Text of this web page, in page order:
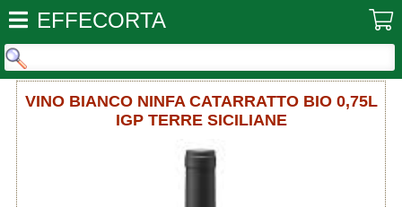
EFFECORTA
VINO BIANCO NINFA CATARRATTO BIO 0,75L
IGP TERRE SICILIANE